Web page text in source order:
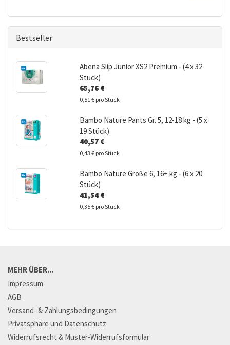
KATALOG
EIN.
Bestseller
Abena Slip Junior XS2 Premium - (4 x 32
Stück)
65,76 €
0,51 € pro Stück
Bambo Nature Pants Gr. 5, 12-18 kg - (5 x
19 Stück)
40,57 €
0,43 € pro Stück
Bambo Nature Größe 6, 16+ kg - (6 x 20
Stück)
41,54 €
0,35 € pro Stück
MEHR ÜBER...
Impressum
AGB
Versand- & Zahlungsbedingungen
Privatsphäre und Datenschutz
Widerrufsrecht & Muster-Widerrufsformular